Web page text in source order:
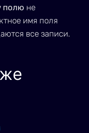
полю не
имя поля
все записи.